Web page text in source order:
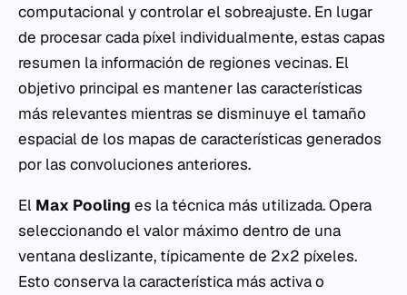
computacional y controlar el sobreajuste. En lugar
de procesar cada píxel individualmente, estas capas
resumen la información de regiones vecinas. El
objetivo principal es mantener las características
más relevantes mientras se disminuye el tamaño
espacial de los mapas de características generados
por las convoluciones anteriores.
El Max Pooling es la técnica más utilizada. Opera
seleccionando el valor máximo dentro de una
ventana deslizante, típicamente de 2x2 píxeles.
Esto conserva la característica más activa o